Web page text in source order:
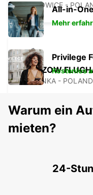
OZAROWICE -
RZESZOW
JASIONKA - POLAND
KRAKAU
All-in-
Mehr
Privilege
Kostenlos
Warum ein
mieten?
24-